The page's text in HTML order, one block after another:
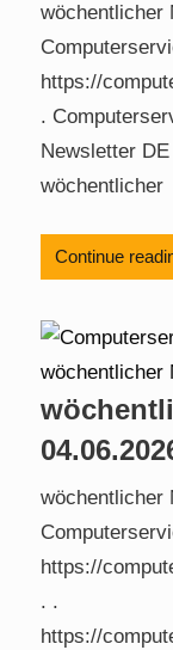
wöchentlicher
https://
.
Newsletter
wöchentlicher
Continue
wöchentlicher
https://
. .
https://